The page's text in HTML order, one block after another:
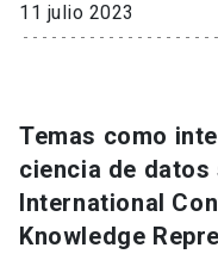
Información para
Futuros estudiantes
Go to english site
11 julio 2023
Temas como
ciencia de datos
International
Knowledge